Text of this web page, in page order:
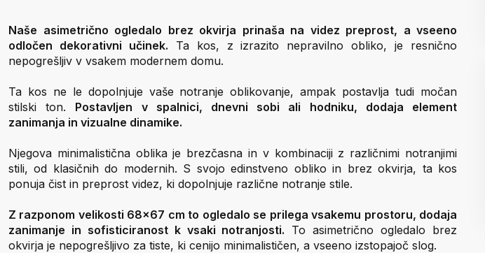
Naše asimetrično ogledalo brez okvirja prinaša na videz preprost, a vseeno
odločen dekorativni učinek. Ta kos, z izrazito nepravilno obliko, je resnično
nepogrešljiv v vsakem modernem domu.
Ta kos ne le dopolnjuje vaše notranje oblikovanje, ampak postavlja tudi močan
stilski ton. Postavljen v spalnici, dnevni sobi ali hodniku, dodaja element
zanimanja in vizualne dinamike.
Njegova minimalistična oblika je brezčasna in v kombinaciji z različnimi notranjimi
stili, od klasičnih do modernih. S svojo edinstveno obliko in brez okvirja, ta kos
ponuja čist in preprost videz, ki dopolnjuje različne notranje stile.
Z razponom velikosti 68x67 cm to ogledalo se prilega vsakemu prostoru, dodaja
zanimanje in sofisticiranost k vsaki notranjosti. To asimetrično ogledalo brez
okvirja je nepogrešljivo za tiste, ki cenijo minimalističen, a vseeno izstopajoč slog.